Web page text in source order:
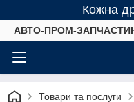
Кожна
АВТО-ПРОМ-
Товари та послуги